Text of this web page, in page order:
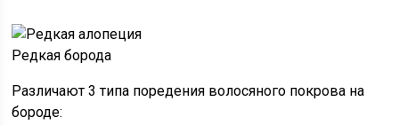
Редкая борода
Различают 3 типа поредения волосяного покрова на
бороде: